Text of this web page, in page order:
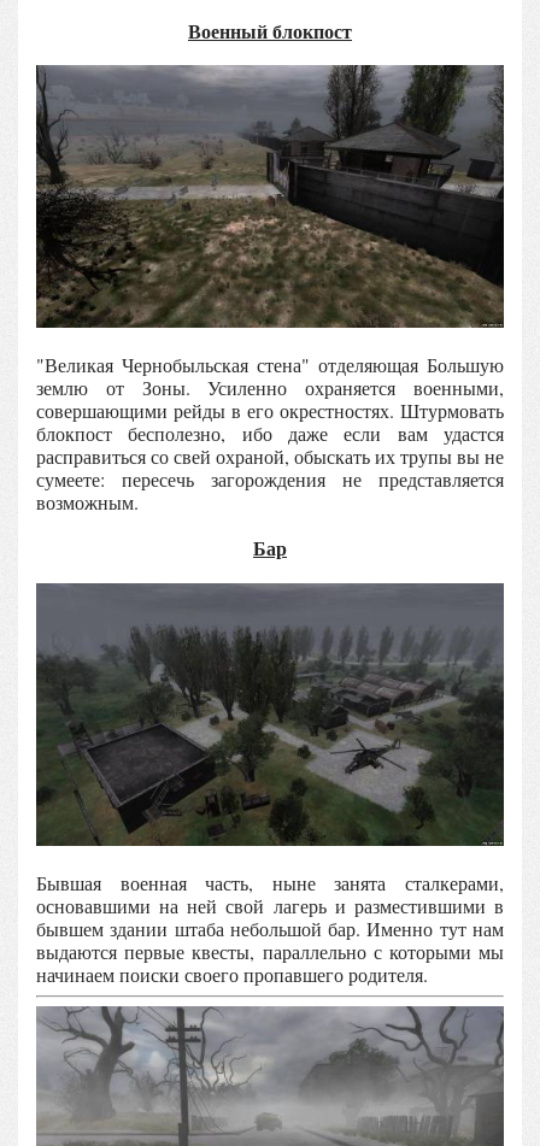
Военный блокпост
"Великая Чернобыльская стена" отделяющая Большую
землю от Зоны. Усиленно охраняется военными,
совершающими рейды в его окрестностях. Штурмовать
блокпост бесполезно, ибо даже если вам удастся
расправиться со свей охраной, обыскать их трупы вы не
сумеете: пересечь загорождения не представляется
возможным.
Бар
Бывшая военная часть, ныне занята сталкерами,
основавшими на ней свой лагерь и разместившими в
бывшем здании штаба небольшой бар. Именно тут нам
выдаются первые квесты, параллельно с которыми мы
начинаем поиски своего пропавшего родителя.